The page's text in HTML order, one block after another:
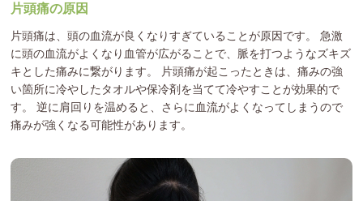
片頭痛の原因
片頭痛は、頭の血流が良くなりすぎていることが原因です。 急激
に頭の血流がよくなり血管が広がることで、脈を打つようなズキズ
キとした痛みに繋がります。 片頭痛が起こったときは、痛みの強
い箇所に冷やしたタオルや保冷剤を当てて冷やすことが効果的で
す。 逆に肩回りを温めると、さらに血流がよくなってしまうので
痛みが強くなる可能性があります。